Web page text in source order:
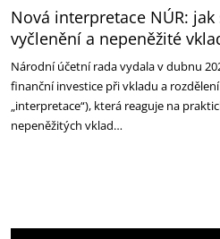
Nová interpretace NÚR:
vyčlenění a nepeněžité
Národní účetní rada vydala v dubnu
finanční investice při vkladu a
„interpretace“), která reaguje na
nepeněžitých vklad…